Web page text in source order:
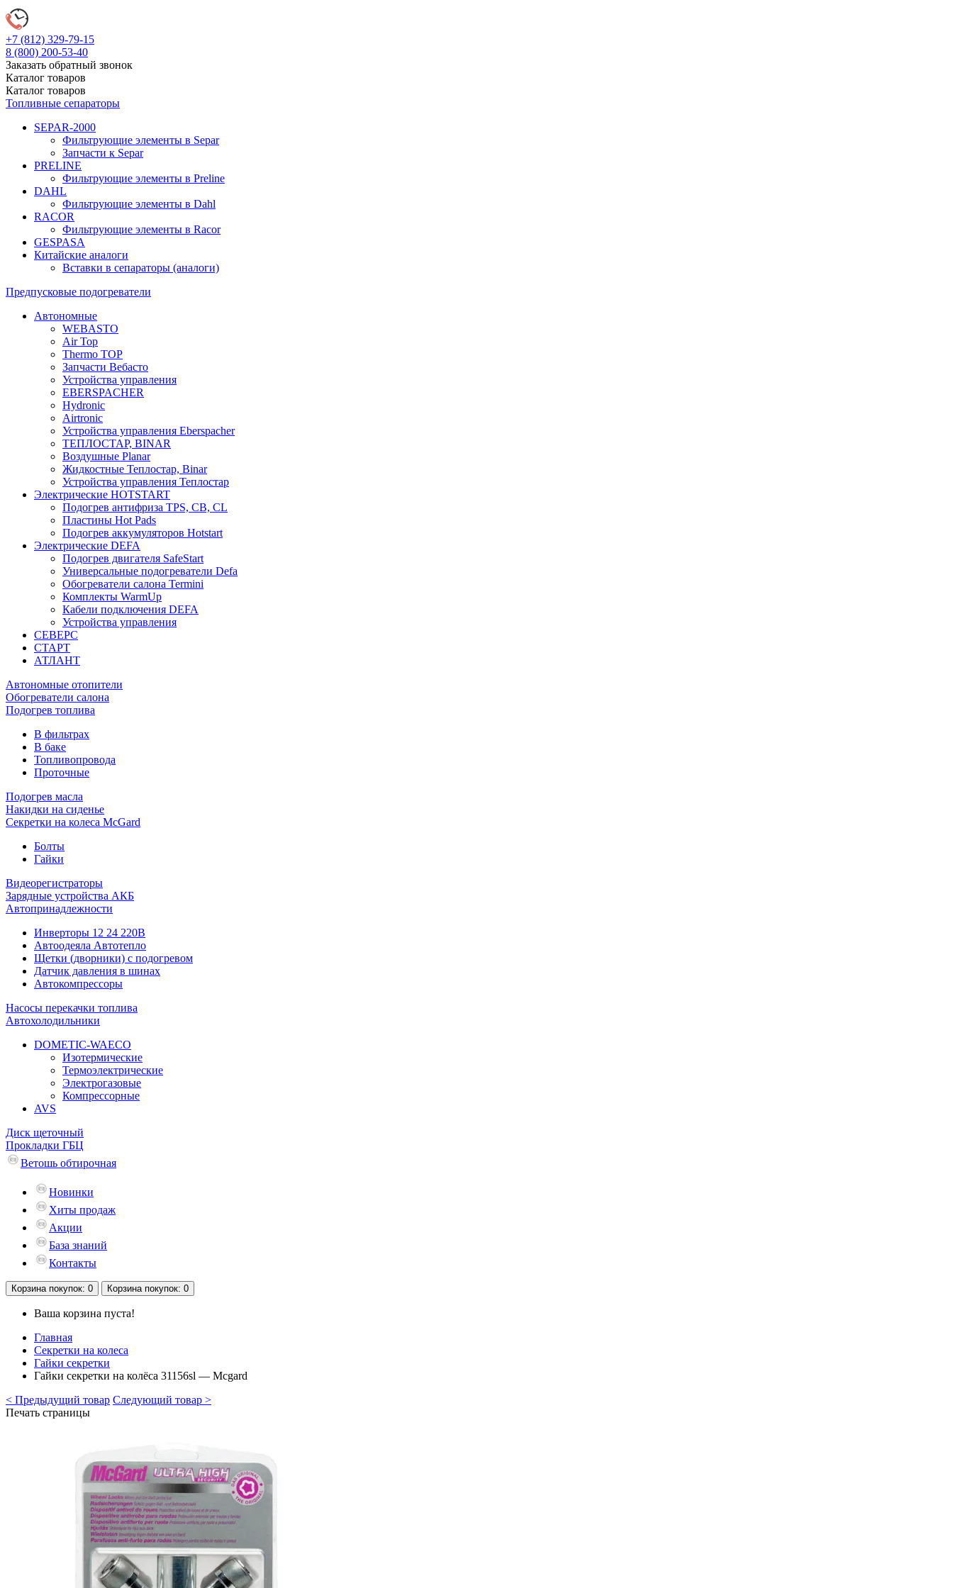
+7 (812) 329-79-15
8 (800) 200-53-40
Заказать обратный звонок
Каталог товаров
Каталог товаров
Топливные сепараторы
SEPAR-2000
Фильтрующие элементы в Separ
Запчасти к Separ
PRELINE
Фильтрующие элементы в Preline
DAHL
Фильтрующие элементы в Dahl
RACOR
Фильтрующие элементы в Racor
GESPASA
Китайские аналоги
Вставки в сепараторы (аналоги)
Предпусковые подогреватели
Автономные
WEBASTO
Air Top
Thermo TOP
Запчасти Вебасто
Устройства управления
EBERSPACHER
Hydronic
Airtronic
Устройства управления Eberspacher
ТЕПЛОСТАР, BINAR
Воздушные Planar
Жидкостные Теплостар, Binar
Устройства управления Теплостар
Электрические HOTSTART
Подогрев антифриза TPS, CB, CL
Пластины Hot Pads
Подогрев аккумуляторов Hotstart
Электрические DEFA
Подогрев двигателя SafeStart
Универсальные подогреватели Defa
Обогреватели салона Termini
Комплекты WarmUp
Кабели подключения DEFA
Устройства управления
СЕВЕРС
СТАРТ
АТЛАНТ
Автономные отопители
Обогреватели салона
Подогрев топлива
В фильтрах
В баке
Топливопровода
Проточные
Подогрев масла
Накидки на сиденье
Секретки на колеса McGard
Болты
Гайки
Видеорегистраторы
Зарядные устройства АКБ
Автопринадлежности
Инверторы 12 24 220В
Автоодеяла Автотепло
Щетки (дворники) с подогревом
Датчик давления в шинах
Автокомпрессоры
Насосы перекачки топлива
Автохолодильники
DOMETIC-WAECO
Изотермические
Термоэлектрические
Электрогазовые
Компрессорные
AVS
Диск щеточный
Прокладки ГБЦ
Ветошь обтирочная
Новинки
Хиты продаж
Акции
База знаний
Контакты
Корзина покупок: 0 Корзина покупок: 0
Ваша корзина пуста!
Главная
Секретки на колеса
Гайки секретки
Гайки секретки на колёса 31156sl — Mcgard
< Предыдущий товар Следующий товар >
Печать страницы